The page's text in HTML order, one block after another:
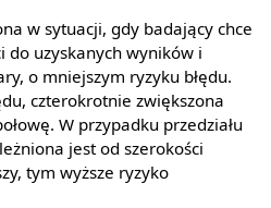
w sytuacji, gdy badający chce
do uzyskanych wyników i
o mniejszym ryzyku błędu.
czterokrotnie zwiększona
W przypadku przedziału
jest od szerokości
tym wyższe ryzyko